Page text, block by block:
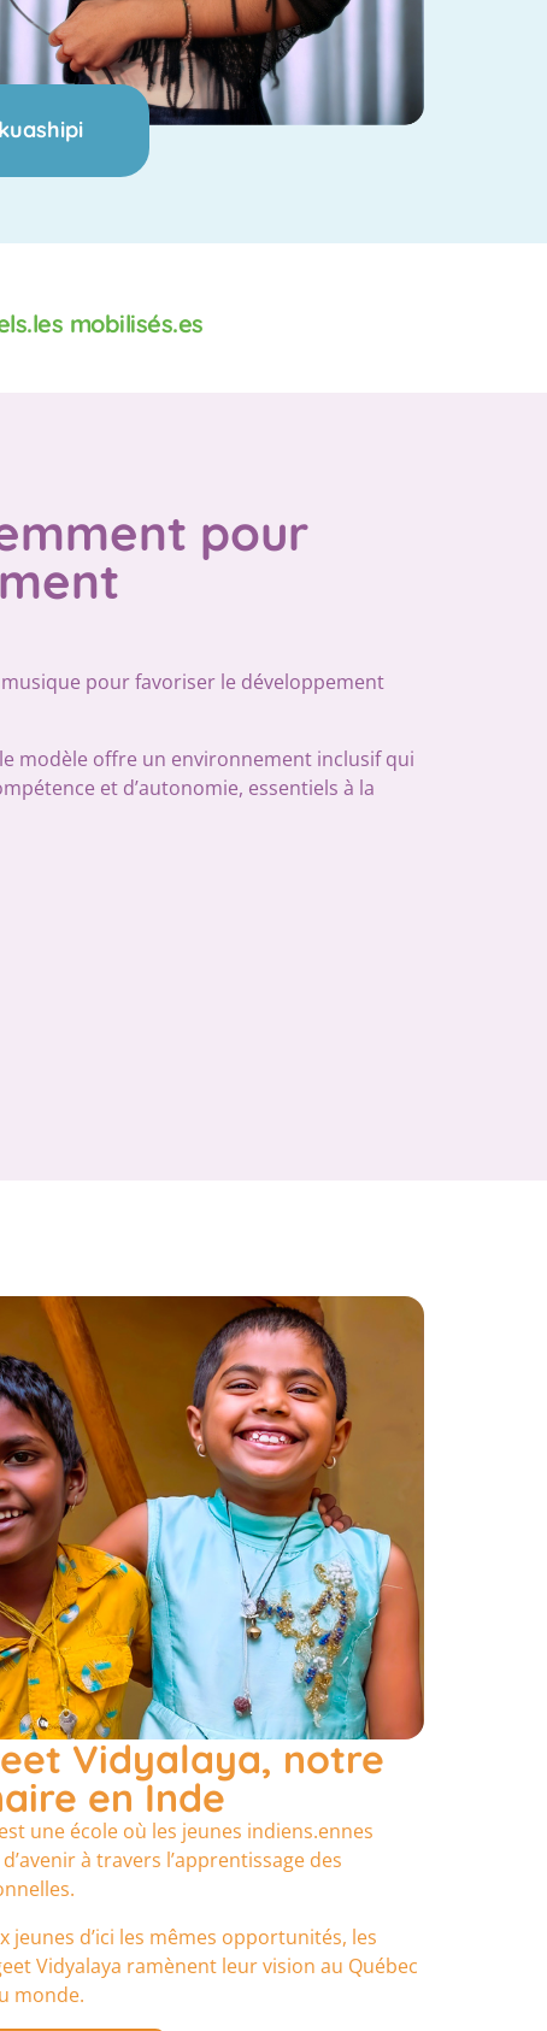
mobilisés.es
pour
pour favoriser le développement
modèle offre un environnement inclusif qui
et d’autonomie, essentiels à la
Vidyalaya, notre
en Inde
une école où les jeunes indiens.ennes
à travers l’apprentissage des
jeunes d’ici les mêmes opportunités, les
Vidyalaya ramènent leur vision au Québec
monde.